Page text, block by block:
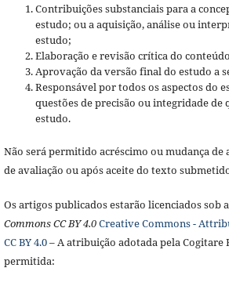
Contribuições substanciais para a
estudo; ou a aquisição, análise ou
estudo;
Elaboração e revisão crítica do
Aprovação da versão final do estudo a
Responsável por todos os aspectos do
questões de precisão ou integridade de
estudo.
Não será permitido acréscimo ou mudança
de avaliação ou após aceite do texto
Os artigos publicados estarão licenciados sob
Commons CC BY 4.0Creative Commons -
CC BY 4.0– A atribuição adotada pela Cogitare
permitida: